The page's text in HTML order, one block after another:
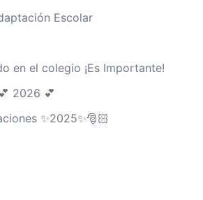
Escolar
en el colegio ¡Es Importante!
2026 💕
✨2025✨🎅🏻